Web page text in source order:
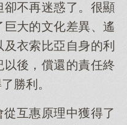
不再迷惑了。很顯
大的文化差異、遙
衣索比亞自身的利
後，償還的責任終
勝利。
互惠原理中獲得了